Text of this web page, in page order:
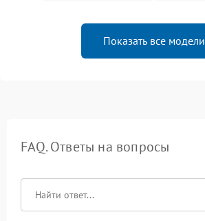
Показать все модели
FAQ. Ответы на вопросы